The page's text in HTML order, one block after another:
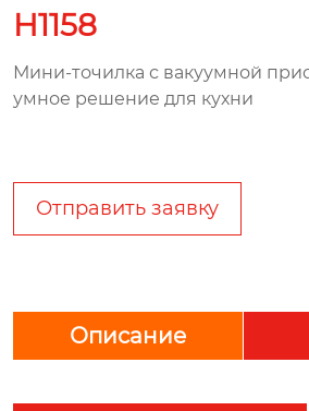
H1158
Мини-точилка с вакуумной
умное решение для кухни
Отправить заявку
Описание